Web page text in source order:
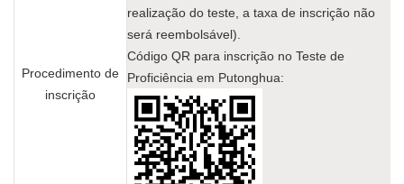
Procedimento de
inscrição
realização do teste, a taxa de inscrição não
será reembolsável).
Código QR para inscrição no Teste de
Proficiência em Putonghua: